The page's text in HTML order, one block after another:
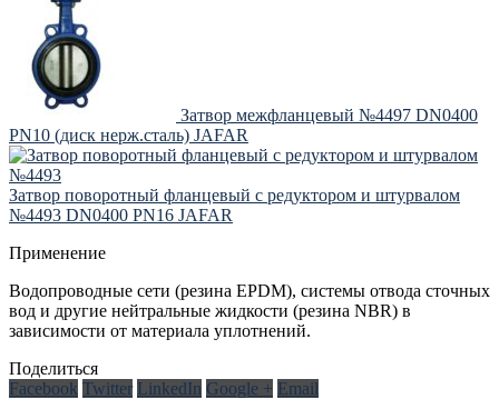
Затвор межфланцевый №4497 DN0400
PN10 (диск нерж.сталь) JAFAR
Затвор поворотный фланцевый с редуктором и штурвалом
№4493 DN0400 PN16 JAFAR
Применение
Водопроводные сети (резина EPDM), системы отвода сточных
вод и другие нейтральные жидкости (резина NBR) в
зависимости от материала уплотнений.
Поделиться
Facebook Twitter LinkedIn Google + Email